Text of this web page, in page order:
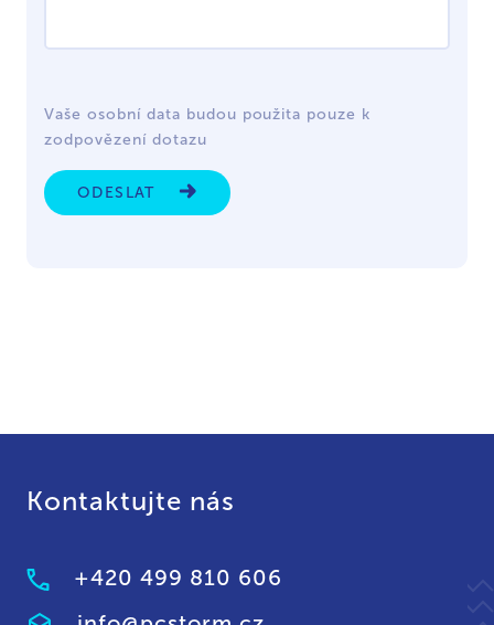
Vaše osobní data budou použita pouze k
zodpovězení dotazu
ODESLAT
Kontaktujte nás
+420 499 810 606